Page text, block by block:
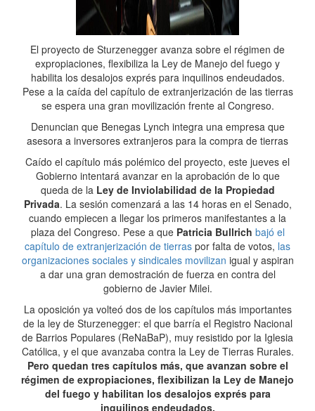
El proyecto de Sturzenegger avanza sobre el régimen de
expropiaciones, flexibiliza la Ley de Manejo del fuego y
habilita los desalojos exprés para inquilinos endeudados.
Pese a la caída del capítulo de extranjerización de las tierras
se espera una gran movilización frente al Congreso.
Denuncian que Benegas Lynch integra una empresa que
asesora a inversores extranjeros para la compra de tierras
Caído el capítulo más polémico del proyecto, este jueves el
Gobierno intentará avanzar en la aprobación de lo que
queda de la Ley de Inviolabilidad de la Propiedad
Privada. La sesión comenzará a las 14 horas en el Senado,
cuando empiecen a llegar los primeros manifestantes a la
plaza del Congreso. Pese a que Patricia Bullrich bajó el
capítulo de extranjerización de tierras por falta de votos, las
organizaciones sociales y sindicales movilizan igual y aspiran
a dar una gran demostración de fuerza en contra del
gobierno de Javier Milei.
La oposición ya volteó dos de los capítulos más importantes
de la ley de Sturzenegger: el que barría el Registro Nacional
de Barrios Populares (ReNaBaP), muy resistido por la Iglesia
Católica, y el que avanzaba contra la Ley de Tierras Rurales.
Pero quedan tres capítulos más, que avanzan sobre el
régimen de expropiaciones, flexibilizan la Ley de Manejo
del fuego y habilitan los desalojos exprés para
inquilinos endeudados.